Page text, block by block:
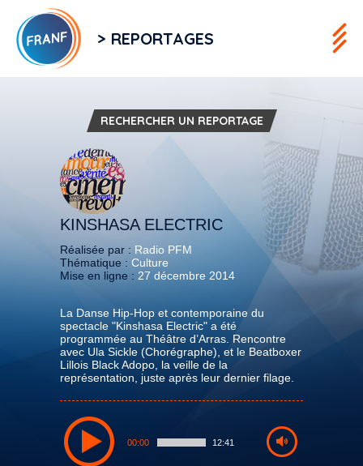
> REPORTAGES
RECHERCHER UN REPORTAGE
KINSHASA ELECTRIC
Réalisée par : Radio PFM
Thématique : Culture
Mise en ligne : 27 décembre 2014
La Danse Hip-Hop et contemporaine du
spectacle "Kinshasa Electric" a été
programmée au Théâtre d’Arras. Rencontre
avec Ula Sickle (Chorégraphe), et le Beatboxer
Lillois Black Adopo, la veille de la
représentation, juste après leur dernier filage.
00:00 12:41